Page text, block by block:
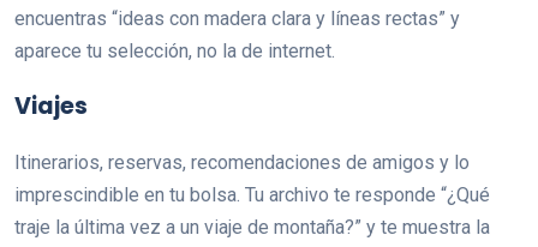
encuentras “ideas con madera clara y líneas rectas” y
aparece tu selección, no la de internet.
Viajes
Itinerarios, reservas, recomendaciones de amigos y lo
imprescindible en tu bolsa. Tu archivo te responde “¿Qué
traje la última vez a un viaje de montaña?” y te muestra la